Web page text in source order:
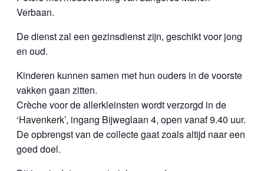
Verbaan.
De dienst zal een gezinsdienst zijn, geschikt voor jong
en oud.
Kinderen kunnen samen met hun ouders in de voorste
vakken gaan zitten.
Crèche voor de allerkleinsten wordt verzorgd in de
‘Havenkerk’, ingang Bijweglaan 4, open vanaf 9.40 uur.
De opbrengst van de collecte gaat zoals altijd naar een
goed doel.